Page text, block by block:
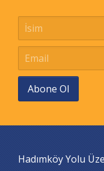
Abone Ol
Hadımköy Yolu